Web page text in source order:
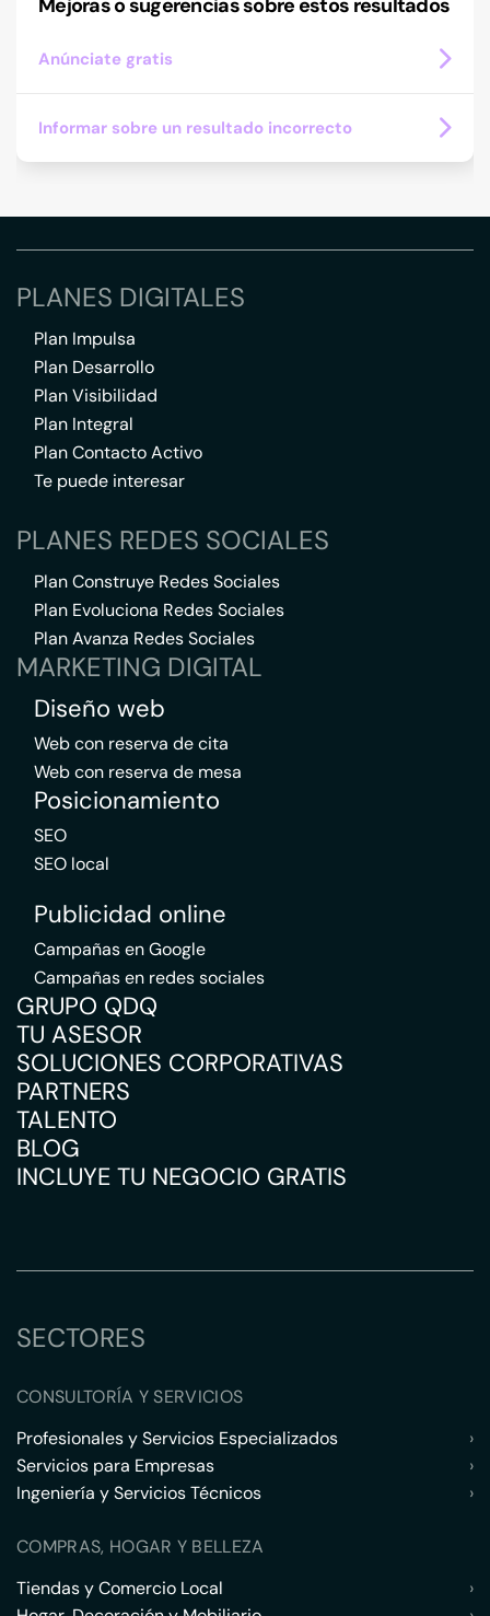
Mejoras o sugerencias sobre estos resultados
Anúnciate gratis
Informar sobre un resultado incorrecto
PLANES DIGITALES
Plan Impulsa
Plan Desarrollo
Plan Visibilidad
Plan Integral
Plan Contacto Activo
Te puede interesar
PLANES REDES SOCIALES
Plan Construye Redes Sociales
Plan Evoluciona Redes Sociales
Plan Avanza Redes Sociales
MARKETING DIGITAL
Diseño web
Web con reserva de cita
Web con reserva de mesa
Posicionamiento
SEO
SEO local
Publicidad online
Campañas en Google
Campañas en redes sociales
GRUPO QDQ
TU ASESOR
SOLUCIONES CORPORATIVAS
PARTNERS
TALENTO
BLOG
INCLUYE TU NEGOCIO GRATIS
SECTORES
CONSULTORÍA Y SERVICIOS
Profesionales y Servicios Especializados
›
Servicios para Empresas
›
Ingeniería y Servicios Técnicos
›
COMPRAS, HOGAR Y BELLEZA
Tiendas y Comercio Local
›